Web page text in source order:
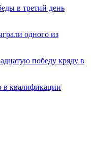
в третий день
одного из
победу кряду в
квалификации